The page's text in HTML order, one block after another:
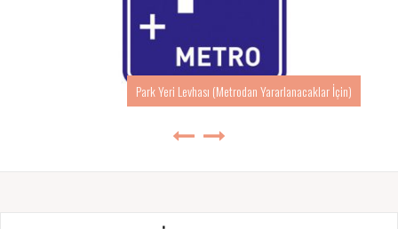
Park Yeri Levhası (Metrodan Yararlanacaklar İçin)